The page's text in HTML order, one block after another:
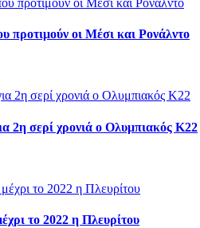
προτιμούν οι Μέσι και Ρονάλντο
2η σερί χρονιά ο Ολυμπιακός Κ22
το 2022 η Πλευρίτου